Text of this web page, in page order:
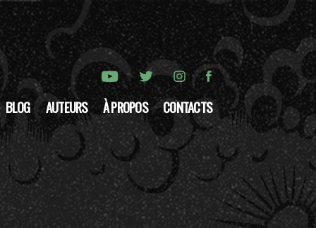
BLOG AUTEURS À PROPOS CONTACTS